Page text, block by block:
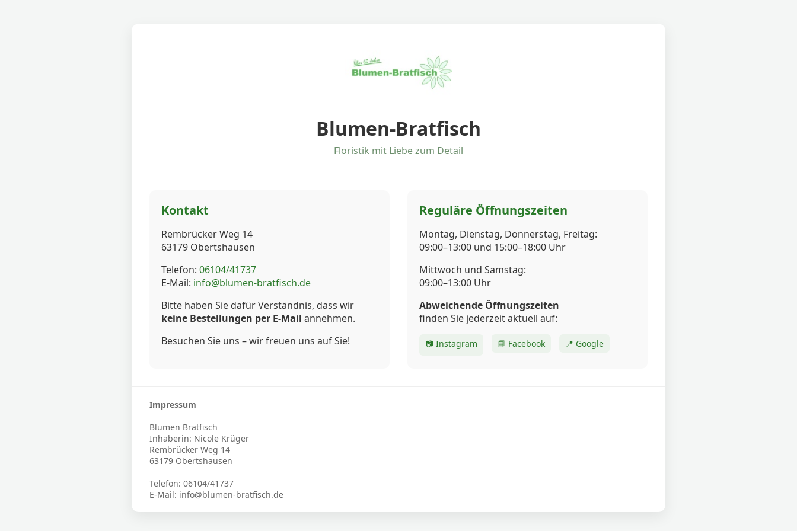
Blumen-Bratfisch
Floristik mit Liebe zum Detail
Kontakt
Rembrücker Weg 14
63179 Obertshausen
Telefon: 06104/41737
E-Mail: info@blumen-bratfisch.de
Bitte haben Sie dafür Verständnis, dass wir
keine Bestellungen per E-Mail annehmen.
Besuchen Sie uns – wir freuen uns auf Sie!
Reguläre Öffnungszeiten
Montag, Dienstag, Donnerstag, Freitag:
09:00–13:00 und 15:00–18:00 Uhr
Mittwoch und Samstag:
09:00–13:00 Uhr
Abweichende Öffnungszeiten
finden Sie jederzeit aktuell auf:
📷 Instagram 📘 Facebook 📍 Google
Impressum
Blumen Bratfisch
Inhaberin: Nicole Krüger
Rembrücker Weg 14
63179 Obertshausen
Telefon: 06104/41737
E-Mail: info@blumen-bratfisch.de